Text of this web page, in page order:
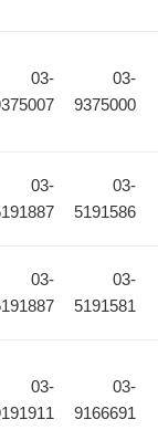
03-
9375000
03-
9375007
03-
5191586
03-
5191887
03-
5191581
03-
5191887
03-
9166691
03-
9191911